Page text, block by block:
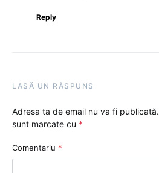
Reply
LASĂ UN RĂSPUNS
Adresa ta de email nu va fi publicată.
sunt marcate cu *
Comentariu *